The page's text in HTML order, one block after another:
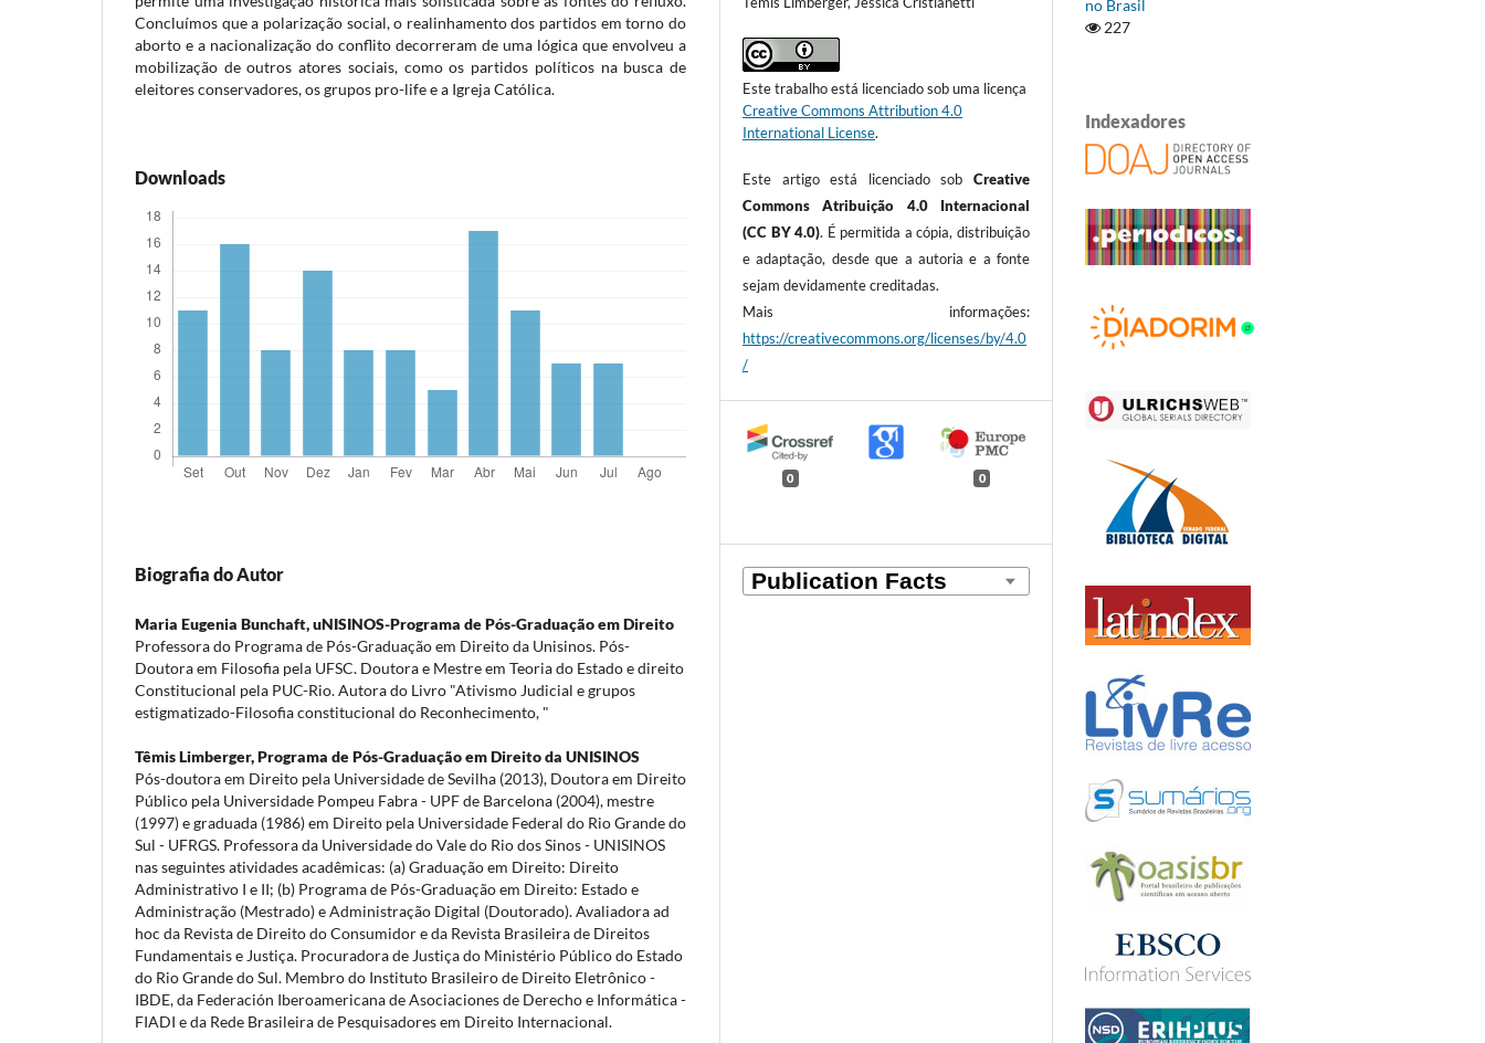
Concluímos que a polarização social, o realinhamento dos partidos em torno do
aborto e a nacionalização do conflito decorreram de uma lógica que envolveu a
mobilização de outros atores sociais, como os partidos políticos na busca de
eleitores conservadores, os grupos pro-life e a Igreja Católica.
Downloads
Biografia do Autor
Maria Eugenia Bunchaft,uNISINOS-Programa de Pós-Graduação em Direito
Professora do Programa de Pós-Graduação em Direito da Unisinos. Pós-
Doutora em Filosofia pela UFSC. Doutora e Mestre em Teoria do Estado e direito
Constitucional pela PUC-Rio. Autora do Livro "Ativismo Judicial e grupos
estigmatizado-Filosofia constitucional do Reconhecimento, "
Têmis Limberger,Programa de Pós-Graduação em Direito da UNISINOS
Pós-doutora em Direito pela Universidade de Sevilha (2013), Doutora em Direito
Público pela Universidade Pompeu Fabra - UPF de Barcelona (2004), mestre
(1997) e graduada (1986) em Direito pela Universidade Federal do Rio Grande do
Sul - UFRGS. Professora da Universidade do Vale do Rio dos Sinos - UNISINOS
nas seguintes atividades acadêmicas: (a) Graduação em Direito: Direito
Administrativo I e II; (b) Programa de Pós-Graduação em Direito: Estado e
Administração (Mestrado) e Administração Digital (Doutorado). Avaliadora ad
hoc da Revista de Direito do Consumidor e da Revista Brasileira de Direitos
Fundamentais e Justiça. Procuradora de Justiça do Ministério Público do Estado
do Rio Grande do Sul. Membro do Instituto Brasileiro de Direito Eletrônico -
IBDE, da Federación Iberoamericana de Asociaciones de Derecho e Informática -
FIADI e da Rede Brasileira de Pesquisadores em Direito Internacional.
Este trabalho está licenciado sob uma licença
Creative Commons Attribution 4.0
International License.
Este artigo está licenciado sob Creative
Commons Atribuição 4.0 Internacional
(CC BY 4.0). É permitida a cópia, distribuição
e adaptação, desde que a autoria e a fonte
sejam devidamente creditadas.
Mais informações:
https://creativecommons.org/licenses/by/4.0
/
0 0
no Brasil
227
Indexadores